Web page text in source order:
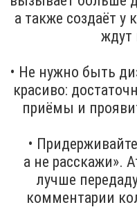
а также создаёт у
ждут
• Не нужно быть
красиво:
приёмы и
•
а не расскажи».
лучше
комментарии